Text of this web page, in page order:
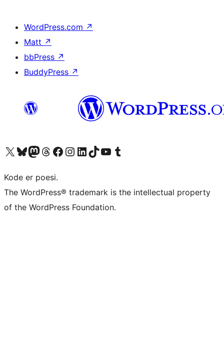
WordPress.com ↗
Matt ↗
bbPress ↗
BuddyPress ↗
Besøg vores X (tidligere Twitter) konto
Besøg vores Bluesky-konto
Besøg vores Mastodon konto
Besøg vores Threads-konto
Besøg vores Facebook sideBesøg vores Instagram konto
Besøg vores LinkedIn konto
Besøg vores TikTok-konto
Besøg vores YouTube-kanalBesøg vores Tumblr-konto
Kode er poesi.
The WordPress® trademark is the intellectual property
of the WordPress Foundation.